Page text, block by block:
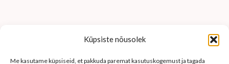
Küpsiste nõusolek
Me kasutame küpsiseid, et pakkuda paremat kasutuskogemust ja tagada